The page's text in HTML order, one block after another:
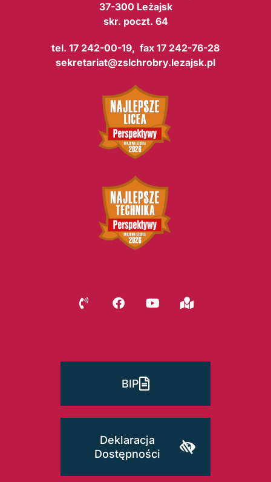
37-300 Leżajsk
skr. poczt. 64
tel. 17 242-00-19, fax 17 242-76-28
sekretariat@zslchrobry.lezajsk.pl
BIP
Deklaracja
Dostępności